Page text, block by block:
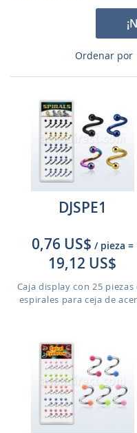
Ordenar por
DJSPE1
0,76 US$ / pieza =
19,12 US$
Caja display con 25 piezas
espirales para ceja de